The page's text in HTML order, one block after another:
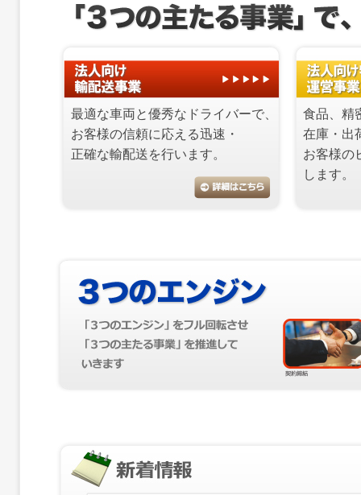
最適な車両と優秀なドライバーで、
お客様の信頼に応える迅速・
正確な輸配送を行います。
食品、精
在庫・出
お客様の
します。